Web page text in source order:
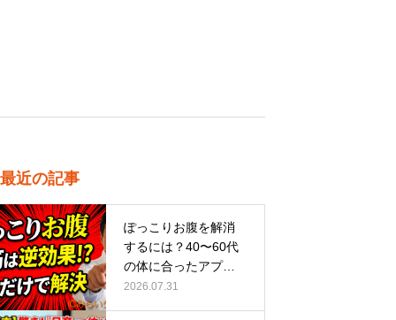
最近の記事
ぽっこりお腹を解消
するには？40〜60代
の体に合ったアプロ
ーチ
2026.07.31